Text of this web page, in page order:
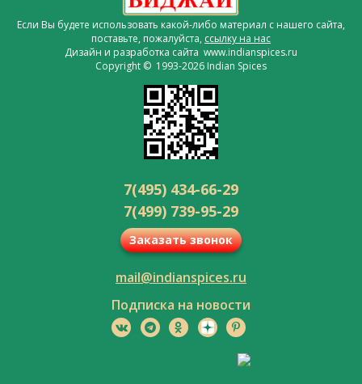
Если Вы будете использовать какой-либо материал с нашего сайта,
поставьте, пожалуйста, ссылку на нас
Дизайн и разработка сайта www.indianspices.ru
Copyright © 1993-2026 Indian Spices
7(495) 434-66-29
7(499) 739-95-29
Заказать звонок
mail@indianspices.ru
Подписка на новости